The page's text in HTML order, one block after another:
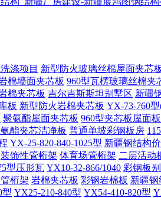
涤项目 新型防火玻璃丝棉屋面夹芯
棉墙面夹芯板 960型瓦楞玻璃丝棉夹
棉夹芯板 吉尔吉斯斯坦别墅区 新疆
板 新型防火岩棉夹芯板 YX-73-760
聚氨酯屋面夹芯板 960型夹芯板屋面板
酯夹芯洁净板 普通单坡彩钢板房
YX-25-820-840-1025型 新疆钢结构
装饰性管桁架 体育场管桁架 二层活动
型压形瓦 YX10-32-866/1040 彩钢板
桁架 岩棉夹芯板 彩钢岩棉板 新疆钢
型 YX25-210-840型 YX54-410-820型